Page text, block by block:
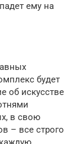
ему на
будет
об искусстве
в свою
– все строго